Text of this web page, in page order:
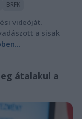
BRFK
videóját,
a sisak
átalakul a